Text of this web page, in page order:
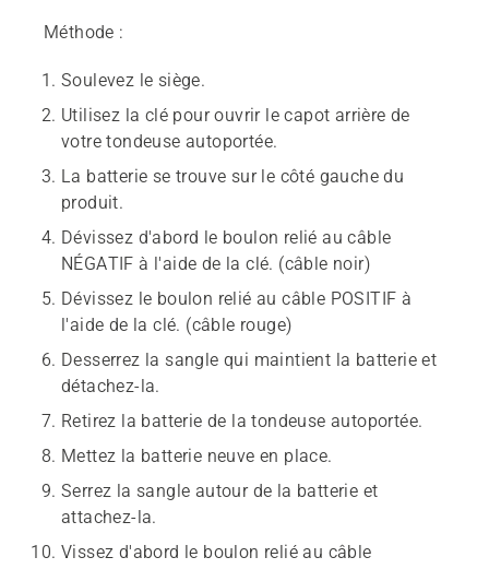
Méthode :
Soulevez le siège.
Utilisez la clé pour ouvrir le capot arrière de
votre tondeuse autoportée.
La batterie se trouve sur le côté gauche du
produit.
Dévissez d'abord le boulon relié au câble
NÉGATIF à l'aide de la clé. (câble noir)
Dévissez le boulon relié au câble POSITIF à
l'aide de la clé. (câble rouge)
Desserrez la sangle qui maintient la batterie et
détachez-la.
Retirez la batterie de la tondeuse autoportée.
Mettez la batterie neuve en place.
Serrez la sangle autour de la batterie et
attachez-la.
Vissez d'abord le boulon relié au câble